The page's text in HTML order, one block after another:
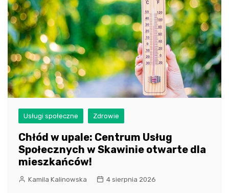
Usługi społeczne Zdrowie
Chłód w upale: Centrum Usług
Społecznych w Skawinie otwarte dla
mieszkańców!
Kamila Kalinowska 4 sierpnia 2026